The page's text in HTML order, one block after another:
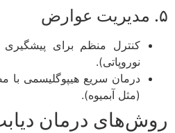
کنترل منظم برای پیشگیری از
نوروپاتی).
درمان سریع هیپوگلیسمی با
(مثل آبمیوه).
درمان دیابت